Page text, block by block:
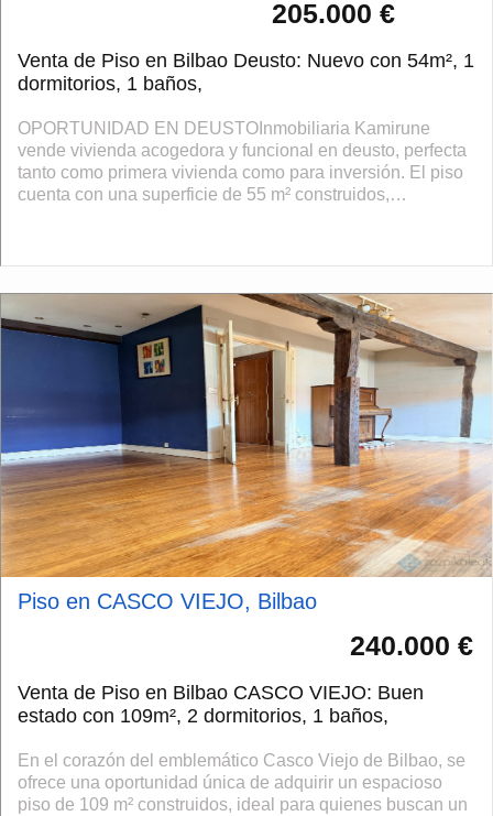
205.000 €
Venta de Piso en Bilbao Deusto: Nuevo con 54m², 1
dormitorios, 1 baños,
OPORTUNIDAD EN DEUSTOInmobiliaria Kamirune
vende vivienda acogedora y funcional en deusto, perfecta
tanto como primera vivienda como para inversión. El piso
cuenta con una superficie de 55 m² construidos,
Piso en CASCO VIEJO, Bilbao
240.000 €
Venta de Piso en Bilbao CASCO VIEJO: Buen
estado con 109m², 2 dormitorios, 1 baños,
En el corazón del emblemático Casco Viejo de Bilbao, se
ofrece una oportunidad única de adquirir un espacioso
piso de 109 m² construidos, ideal para quienes buscan un